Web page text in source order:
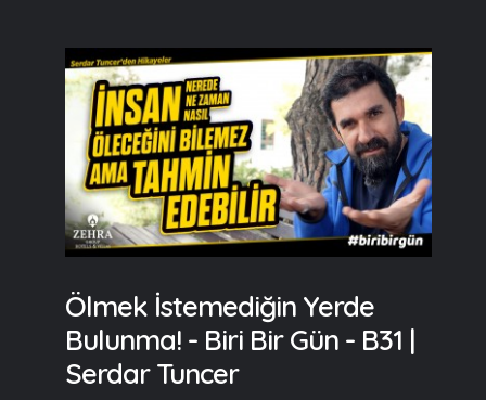
Ölmek İstemediğin Yerde
Bulunma! - Biri Bir Gün - B31 |
Serdar Tuncer